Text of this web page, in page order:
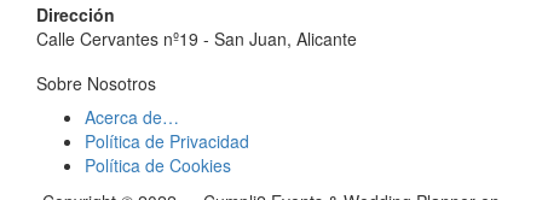
Dirección
Calle Cervantes nº19 - San Juan, Alicante
Sobre Nosotros
Acerca de…
Política de Privacidad
Política de Cookies